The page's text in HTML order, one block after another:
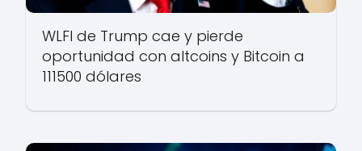
WLFI de Trump cae y pierde
oportunidad con altcoins y Bitcoin a
111500 dólares